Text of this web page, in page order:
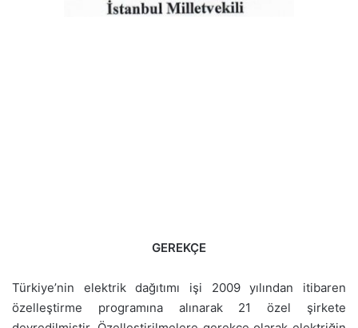
GEREKÇE
Türkiye’nin elektrik dağıtımı işi 2009 yılından itibaren
özelleştirme programına alınarak 21 özel şirkete